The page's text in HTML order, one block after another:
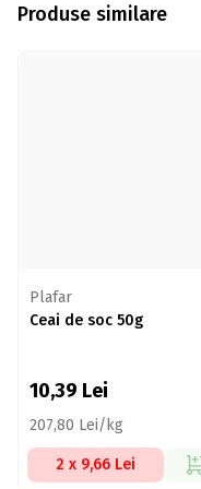
Produse similare
Plafar
Ceai de soc 50g
10,39 Lei
207,80 Lei/kg
2 x 9,66 Lei